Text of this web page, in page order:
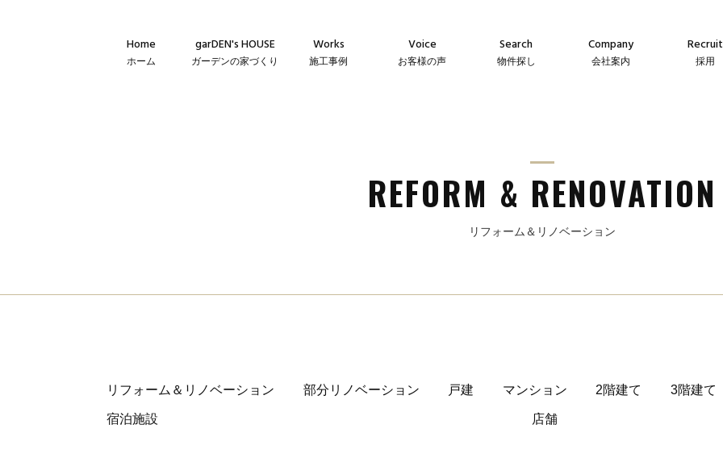
Home
ホーム
garDEN's HOUSE
ガーデンの家づくり
Works
施工事例
Voice
お客様の声
Search
物件探し
自社販売物件
Company
会社案内
Recruit
採用
REFORM & RENOVATION
リフォーム＆リノベーション
リフォーム＆リノベーション 部分リノベーション 戸建 マンション 2階建て 3階建て
宿泊施設 店舗